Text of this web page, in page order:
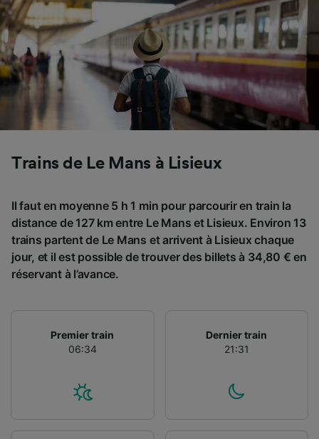
Trains de Le Mans à Lisieux
Il faut en moyenne 5 h 1 min pour parcourir en train la
distance de 127 km entre Le Mans et Lisieux. Environ 13
trains partent de Le Mans et arrivent à Lisieux chaque
jour, et il est possible de trouver des billets à 34,80 € en
réservant à l’avance.
Premier train
06:34
Dernier train
21:31